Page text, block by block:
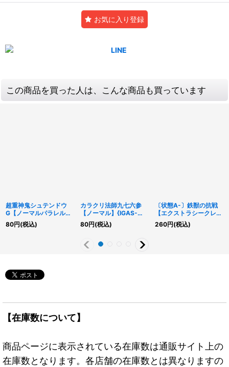
お気に入り登録
この商品を買った人は、こんな商品も買っています
超重神鬼シュテンドウ
G【ノーマルパラレル】
{DBLE-JP018}《シンク
ロ》
80円(税込)
カラクリ法師九七六参
【ノーマル】{IGAS-
JP014}《モンスター》
80円(税込)
〔状態A-〕鉄獣の抗戦
【エクストラシークレッ
ト】{RC04-JP080}
《罠》
260円(税込)
【在庫数について】
商品ページに表示されている在庫数は通販サイト上の
在庫数となります。各店舗の在庫数とは異なりますの